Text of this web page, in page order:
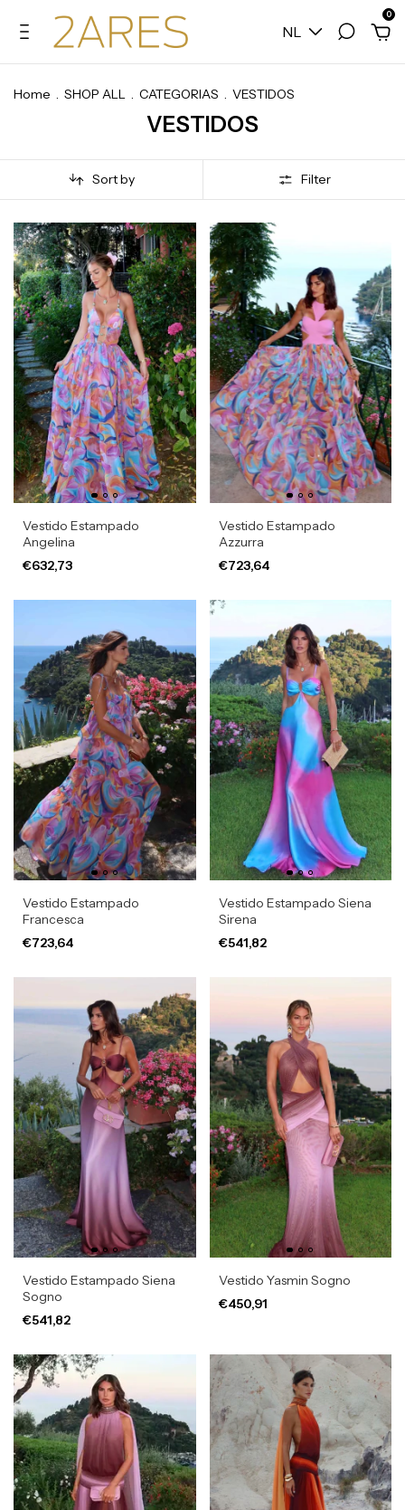
NL
0
Home . SHOP ALL . CATEGORIAS . VESTIDOS
VESTIDOS
Sort by Filter
Vestido Estampado
Angelina
€632,73
Vestido Estampado
Azzurra
€723,64
Vestido Estampado
Francesca
€723,64
Vestido Estampado Siena
Sirena
€541,82
Vestido Estampado Siena
Sogno
€541,82
Vestido Yasmin Sogno
€450,91